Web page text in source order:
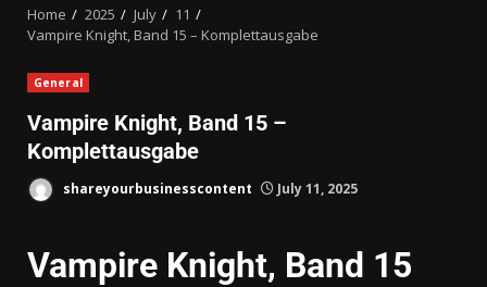
Home 2025 July
11
Vampire Knight, Band 15 – Komplettausgabe
General
Vampire Knight, Band 15 –
Komplettausgabe
shareyourbusinesscontent July 11, 2025
Vampire Knight, Band 15